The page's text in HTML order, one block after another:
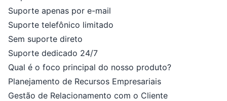
Suporte apenas por e-mail
Suporte telefônico limitado
Sem suporte direto
Suporte dedicado 24/7
Qual é o foco principal do nosso produto?
Planejamento de Recursos Empresariais
Gestão de Relacionamento com o Cliente